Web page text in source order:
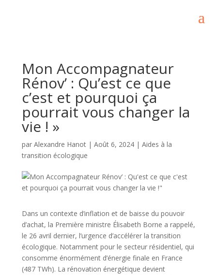
Mon Accompagnateur
Rénov’ : Qu’est ce que
c’est et pourquoi ça
pourrait vous changer la
vie ! »
par Alexandre Hanot| Août 6, 2024| Aides à la
transition écologique
Dans un contexte d’inflation et de baisse du pouvoir
d’achat, la Première ministre Élisabeth Borne a rappelé,
le 26 avril dernier, l’urgence d’accélérer la transition
écologique. Notamment pour le secteur résidentiel, qui
consomme énormément d’énergie finale en France
(487 TWh). La rénovation énergétique devient